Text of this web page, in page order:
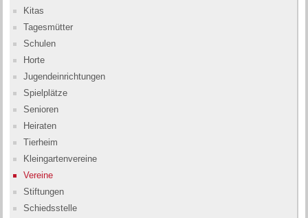
Kitas
Tagesmütter
Schulen
Horte
Jugendeinrichtungen
Spielplätze
Senioren
Heiraten
Tierheim
Kleingartenvereine
Vereine
Stiftungen
Schiedsstelle